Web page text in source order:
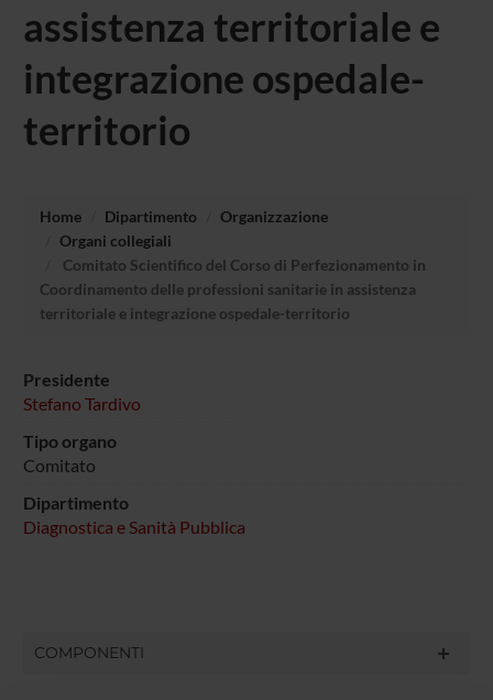
assistenza territoriale e
integrazione ospedale-
territorio
Home Dipartimento
Organizzazione
Organi collegiali
Comitato Scientifico del Corso di Perfezionamento in
Coordinamento delle professioni sanitarie in assistenza
territoriale e integrazione ospedale-territorio
Presidente
Stefano Tardivo
Tipo organo
Comitato
Dipartimento
Diagnostica e Sanità Pubblica
COMPONENTI